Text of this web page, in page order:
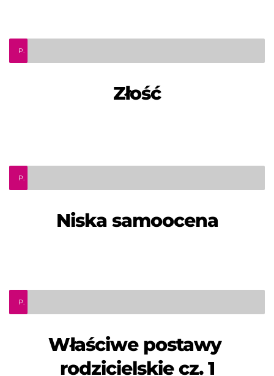
Podcast psychologiczny. Odcinek 8 - "Złość
Złość
Podcast psychologiczny. Odcinek 7 - "Niska samoocena"
Niska samoocena
Podcast psychologiczny. Odcinek 6 - "Właściwe postawy rodzicielskie cz.1"
Właściwe postawy
rodzicielskie cz. 1